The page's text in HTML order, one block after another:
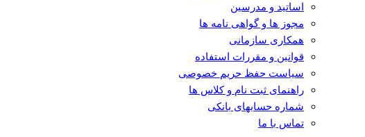
اساتید و مدرسین
مجوز ها و گواهی نامه ها
همکاری سازمانی
قوانین و مقررات استفاده
سیاست حفظ حریم خصوصی
راهنمای ثبت نام و کلاس ها
شماره حسابهای بانکی
تماس با ما